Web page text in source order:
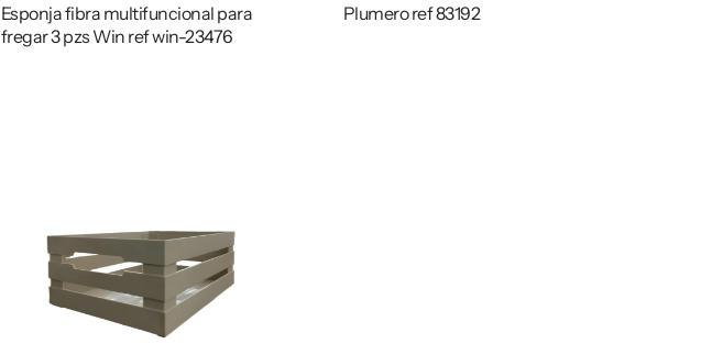
Esponja fibra multifuncional para
fregar 3 pzs Win ref win-23476
Plumero ref 83192